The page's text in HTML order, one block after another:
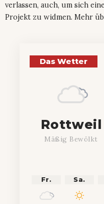
verlassen, auch, um sich
Projekt zu widmen. Mehr
Das Wetter
Rottweil
Mäßig Bewölkt
Fr. Sa.